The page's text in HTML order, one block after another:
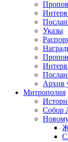
Указы
Архив
Митрополия
Собор